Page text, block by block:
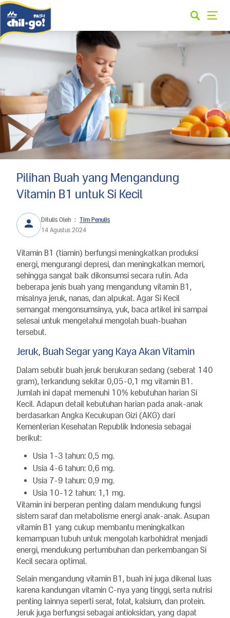
Pilihan Buah yang Mengandung
Vitamin B1 untuk Si Kecil
Ditulis Oleh : Tim Penulis
14 Agustus 2024
Vitamin B1 (tiamin) berfungsi meningkatkan produksi
energi, mengurangi depresi, dan meningkatkan memori,
sehingga sangat baik dikonsumsi secara rutin. Ada
beberapa jenis buah yang mengandung vitamin B1,
misalnya jeruk, nanas, dan alpukat. Agar Si Kecil
semangat mengonsumsinya, yuk, baca artikel ini sampai
selesai untuk mengetahui mengolah buah-buahan
tersebut.
Jeruk, Buah Segar yang Kaya Akan Vitamin
Dalam sebutir buah jeruk berukuran sedang (seberat 140
gram), terkandung sekitar 0,05-0,1 mg vitamin B1.
Jumlah ini dapat memenuhi 10% kebutuhan harian Si
Kecil. Adapun detail kebutuhan harian pada anak-anak
berdasarkan Angka Kecukupan Gizi (AKG) dari
Kementerian Kesehatan Republik Indonesia sebagai
berikut:
Usia 1-3 tahun: 0,5 mg.
Usia 4-6 tahun: 0,6 mg.
Usia 7-9 tahun: 0,9 mg.
Usia 10-12 tahun: 1,1 mg.
Vitamin ini berperan penting dalam mendukung fungsi
sistem saraf dan metabolisme energi anak-anak. Asupan
vitamin B1 yang cukup membantu meningkatkan
kemampuan tubuh untuk mengolah karbohidrat menjadi
energi, mendukung pertumbuhan dan perkembangan Si
Kecil secara optimal.
Selain mengandung vitamin B1, buah ini juga dikenal luas
karena kandungan vitamin C-nya yang tinggi, serta nutrisi
penting lainnya seperti serat, folat, kalsium, dan protein.
Jeruk juga berfungsi sebagai antioksidan, yang dapat